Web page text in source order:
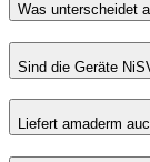
Was unterscheidet
Sind die Geräte
Liefert amaderm